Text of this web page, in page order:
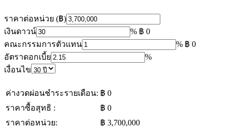
ราคาต่อหน่วย (฿)
เงินดาวน์
% ฿ 0
คณะกรรมการตัวแทน
% ฿ 0
อัตราดอกเบี้ย
%
เงื่อนไข
ค่างวดผ่อนชำระรายเดือน: ฿ 0
ราคาซื้อสุทธิ :
฿ 0
ราคาต่อหน่วย:
฿ 3,700,000